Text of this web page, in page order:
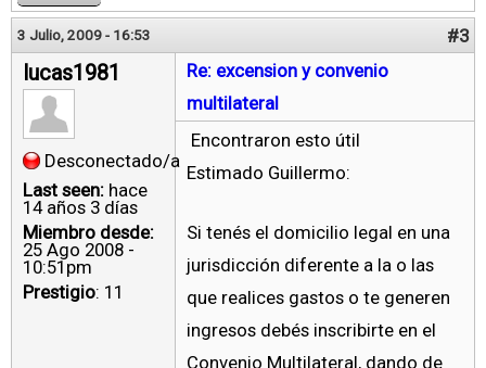
3 Julio, 2009 - 16:53 #3
lucas1981
Desconectado/a
Last seen: hace
14 años 3 días
Miembro desde:
25 Ago 2008 -
10:51pm
Prestigio: 11
Re: excension y convenio
multilateral
Encontraron esto útil
Estimado Guillermo:
Si tenés el domicilio legal en una
jurisdicción diferente a la o las
que realices gastos o te generen
ingresos debés inscribirte en el
Convenio Multilateral, dando de